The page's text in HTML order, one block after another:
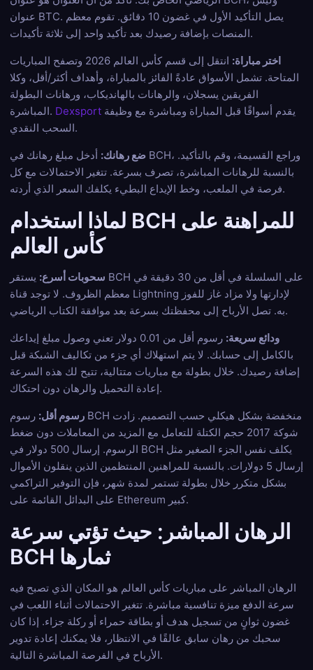
عنوان BTC. يصل التأكيد الأول في غضون 10 دقائق. تقوم معظم
المنصات بإضافة رصيدك بعد تأكيد واحد إلى ثلاثة تأكيدات.
اختر مباراة:
انتقل إلى قسم كأس العالم 2026 وتصفح المباريات
المتاحة. تشمل الأسواق عادةً الفائز بالمباراة، وأهداف أكثر/أقل، وكلا
الفريقين يسجلان، والرهانات بالهانديكاب، ورهانات البطولة
المباشرة. Dexsport
السحب النقدي.
ضع رهانك: أدخل مبلغ رهانك في BCH، وراجع القسيمة، وقم بالتأكيد.
بالنسبة للرهانات المباشرة، تصرف بسرعة. تتغير الاحتمالات مع كل
فرصة في الملعب، وخط الإيداع البطيء يكلفك السعر الذي أردته.
لماذا استخدام BCH للمراهنة على
كأس العالم
سحوبات أسرع: يستقر BCH على السلسلة في أقل من 30 دقيقة في
معظم الظروف. لا توجد قناة Lightning لإدارتها ولا مزاد غاز للفوز
به. تصل الأرباح إلى محفظتك بسرعة بعد موافقة الكتاب الرياضي.
ودائع سريعة:
رسوم أقل من 0.01 دولار تعني وصول مبلغ إيداعك
بالكامل إلى حسابك. لا يتم استهلاك أي جزء من تكاليف الشبكة قبل
إضافة رصيدك. خلال بطولة مع مباريات متتالية، تتيح لك هذه السرعة
إعادة التحميل والرهان دون احتكاك.
رسوم أقل: رسوم BCH منخفضة بشكل هيكلي حسب التصميم. زادت
شوكة 2017 حجم الكتلة للتعامل مع المزيد من المعاملات دون ضغط
الرسوم. إرسال 500 دولار في BCH يكلف نفس الجزء الصغير مثل
إرسال 5 دولارات. بالنسبة للمراهنين المنتظمين الذين ينقلون الأموال
بشكل متكرر خلال بطولة تستمر لمدة شهر، فإن التوفير التراكمي
على البدائل القائمة على Ethereum كبير.
الرهان المباشر: حيث تؤتي سرعة
BCH ثمارها
الرهان المباشر على مباريات كأس العالم هو المكان الذي تصبح فيه
سرعة الدفع ميزة تنافسية مباشرة. تتغير الاحتمالات أثناء اللعب في
غضون ثوانٍ من تسجيل هدف أو بطاقة حمراء أو ركلة جزاء. إذا كان
سحبك من رهان سابق عالقًا في الانتظار، فلا يمكنك إعادة تدوير
الأرباح في الفرصة المباشرة التالية.